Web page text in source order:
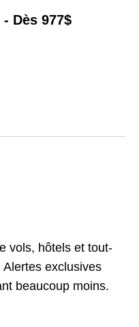
Dès 977$
vols, hôtels et tout-
exclusives
beaucoup moins.